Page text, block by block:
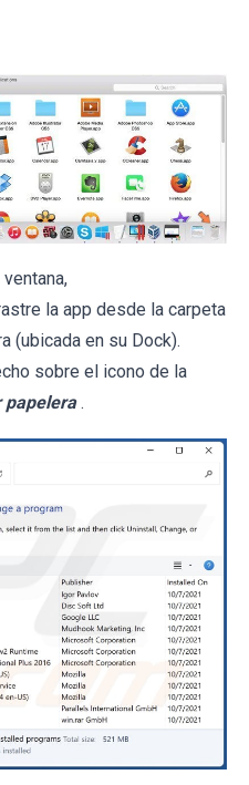
la app desde la carpeta
(ubicada en su Dock).
sobre el icono de la
papelera .